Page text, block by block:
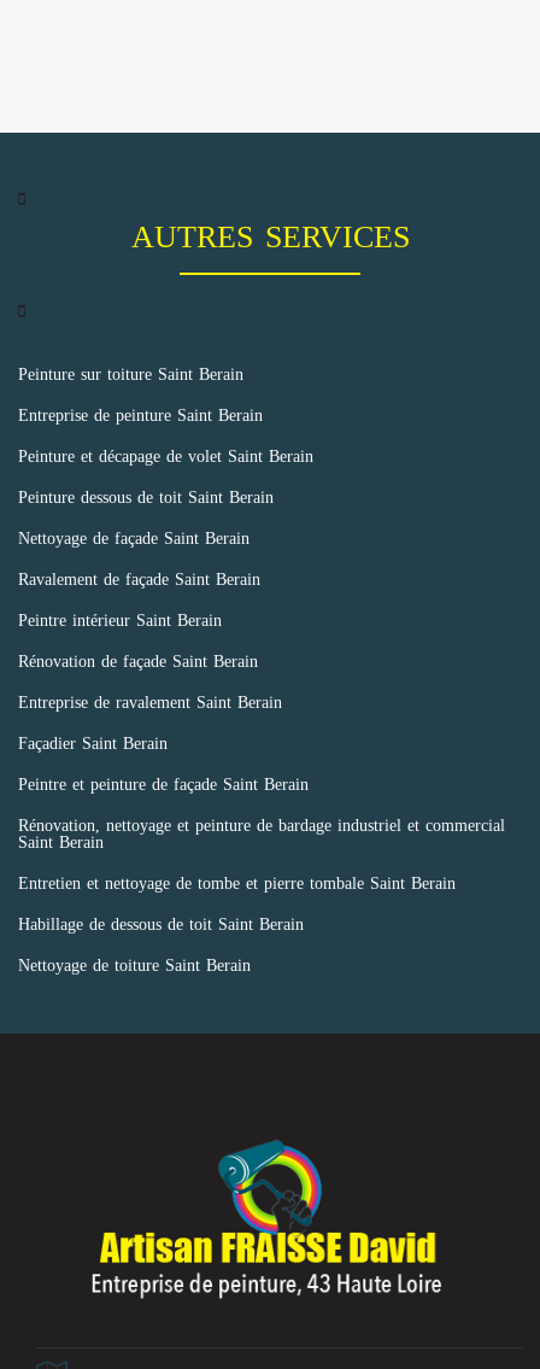
AUTRES SERVICES
Peinture sur toiture Saint Berain
Entreprise de peinture Saint Berain
Peinture et décapage de volet Saint Berain
Peinture dessous de toit Saint Berain
Nettoyage de façade Saint Berain
Ravalement de façade Saint Berain
Peintre intérieur Saint Berain
Rénovation de façade Saint Berain
Entreprise de ravalement Saint Berain
Façadier Saint Berain
Peintre et peinture de façade Saint Berain
Rénovation, nettoyage et peinture de bardage industriel et commercial
Saint Berain
Entretien et nettoyage de tombe et pierre tombale Saint Berain
Habillage de dessous de toit Saint Berain
Nettoyage de toiture Saint Berain